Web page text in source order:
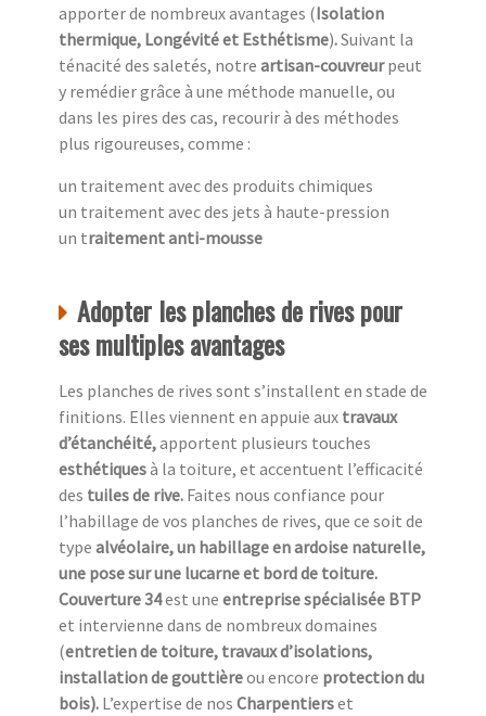
apporter de nombreux avantages (Isolation
thermique, Longévité et Esthétisme).Suivant la
ténacité des saletés, notre artisan-couvreurpeut
y remédier grâce à une méthode manuelle, ou
dans les pires des cas, recourir à des méthodes
plus rigoureuses, comme :
un traitement avec des produits chimiques
un traitement avec des jets à haute-pression
un traitement anti-mousse
Adopter les planches de rives pour
ses multiples avantages
Les planches de rives sont s’installent en stade de
finitions. Elles viennent en appuie aux travaux
d’étanchéité,apportent plusieurs touches
esthétiquesà la toiture, et accentuent l’efficacité
des tuiles de rive. Faites nous confiance pour
l’habillage de vos planches de rives, que ce soit de
type alvéolaire, un habillage en ardoise naturelle,
une pose sur une lucarne et bord de toiture.
Couverture 34est une entreprise spécialisée BTP
et intervienne dans de nombreux domaines
(entretien de toiture, travaux d’isolations,
installation de gouttièreou encore protection du
bois). L’expertise de nos Charpentierset